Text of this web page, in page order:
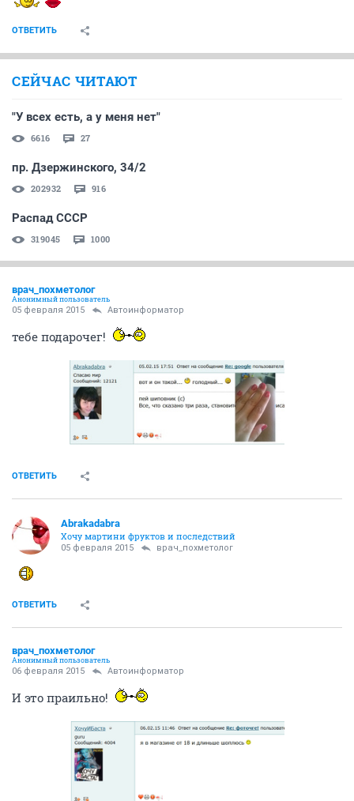
ОТВЕТИТЬ
СЕЙЧАС ЧИТАЮТ
"У всех есть, а у меня нет"
6616 27
пр. Дзержинского, 34/2
202932 916
Распад СССР
319045 1000
врач_похметолог
Анонимный пользователь
05 февраля 2015 Автоинформатор
тебе подарочег!
ОТВЕТИТЬ
Abrakadabra
Хочу мартини фруктов и последствий
05 февраля 2015 врач_похметолог
ОТВЕТИТЬ
врач_похметолог
Анонимный пользователь
06 февраля 2015 Автоинформатор
И это праильно!